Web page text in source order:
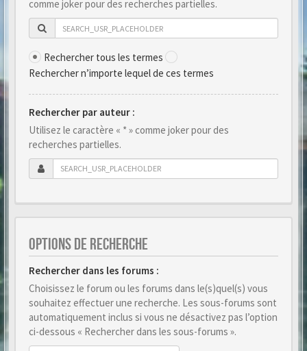
comme joker pour des recherches partielles.
Rechercher tous les termes
Rechercher n’importe lequel de ces termes
Rechercher par auteur :
Utilisez le caractère « * » comme joker pour des
recherches partielles.
OPTIONS DE RECHERCHE
Rechercher dans les forums :
Choisissez le forum ou les forums dans le(s)quel(s) vous
souhaitez effectuer une recherche. Les sous-forums sont
automatiquement inclus si vous ne désactivez pas l’option
ci-dessous « Rechercher dans les sous-forums ».